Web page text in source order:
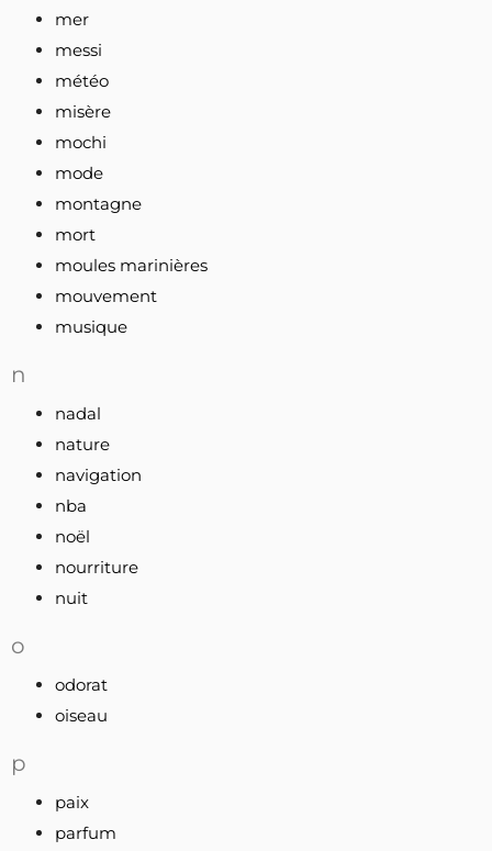
mer
messi
météo
misère
mochi
mode
montagne
mort
moules marinières
mouvement
musique
n
nadal
nature
navigation
nba
noël
nourriture
nuit
o
odorat
oiseau
p
paix
parfum